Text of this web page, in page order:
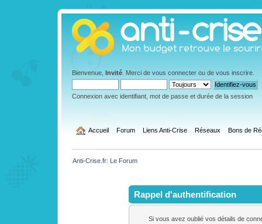
Bienvenue, Invité . Merci de vous connecter ou de vous inscrire
Connexion avec identifiant, mot de passe et durée de la session
Accueil Forum Liens Anti-Crise Réseaux Bons de
Anti-Crise.fr: Le Forum
Rappel d'authentification
Si vous avez oublié vos détails de